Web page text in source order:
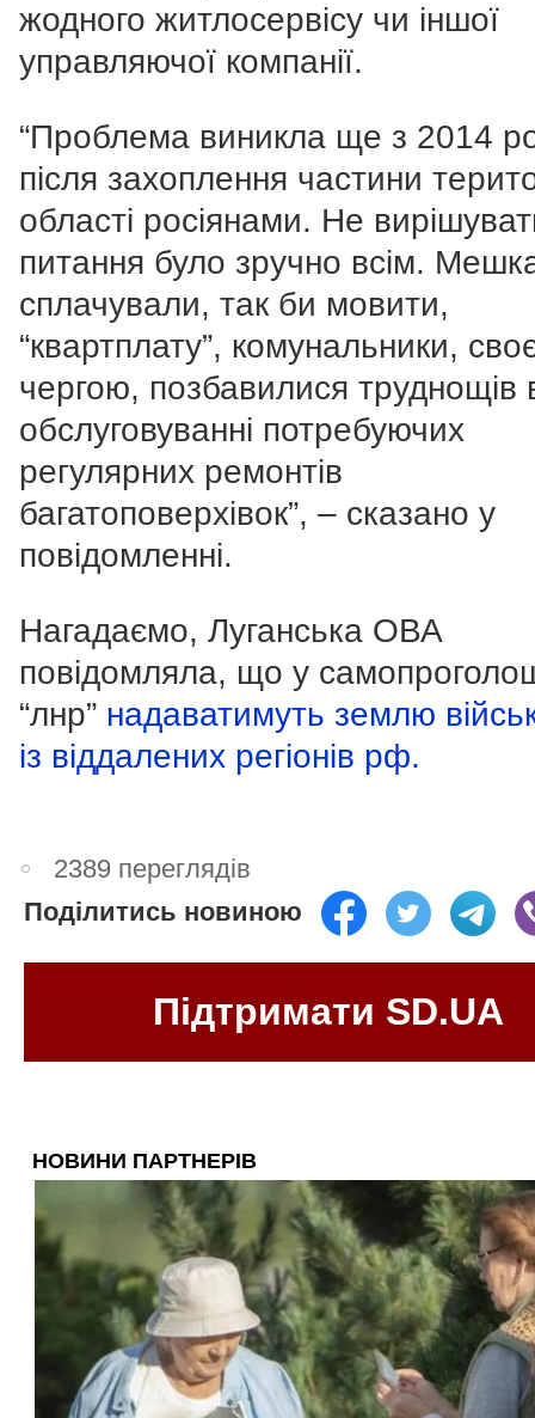
жодного житлосервісу чи іншої
управляючої компанії.
“Проблема виникла ще з 2014
після захоплення частини
області росіянами. Не
питання було зручно всім.
сплачували, так би мовити,
“квартплату”, комунальники,
чергою, позбавилися труднощів
обслуговуванні потребуючих
регулярних ремонтів
багатоповерхівок”, – сказано у
повідомленні.
Нагадаємо, Луганська ОВА
повідомляла, що у
“лнр” надаватимуть землю
із віддалених регіонів рф.
2389 переглядів
Поділитись новиною
Підтримати SD.UA